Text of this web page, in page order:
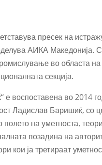
пресек на
АИКА Македонија.
во областа
секција.
воспоставена во 2014
Ладислав Баришиќ, со
на уметноста,
позадина на
кои ја третираат